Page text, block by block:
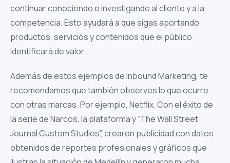
continuar conociendo e investigando al cliente y a la
competencia. Esto ayudará a que sigas aportando
productos, servicios y contenidos que el público
identificará de valor.
Además de estos ejemplos de Inbound Marketing, te
recomendamos que también observes lo que ocurre
con otras marcas. Por ejemplo, Netflix. Con el éxito de
la serie de Narcos, la plataforma y “The Wall Street
Journal Custom Studios”, crearon publicidad con datos
obtenidos de reportes profesionales y gráficos que